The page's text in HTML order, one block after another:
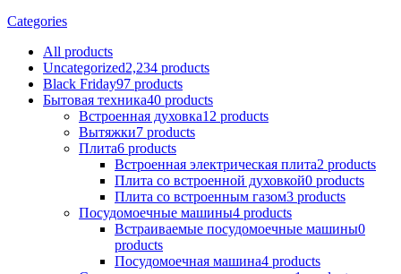
Categories
All products
Uncategorized2,234 products
Black Friday97 products
Бытовая техника40 products
Встроенная духовка12 products
Вытяжки7 products
Плита6 products
Встроенная электрическая плита2 products
Плита со встроенной духовкой0 products
Плита со встроенным газом3 products
Посудомоечные машины4 products
Встраиваемые посудомоечные машины0
products
Посудомоечная машина4 products